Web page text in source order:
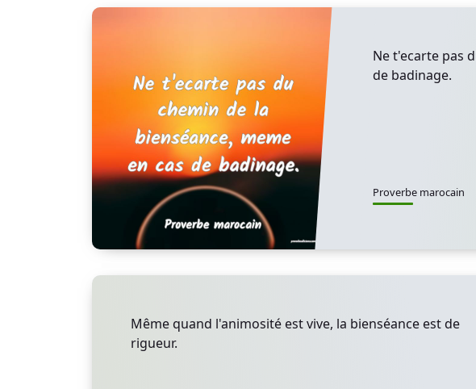
Ne t'ecarte pas
de badinage.
Proverbe marocain
Même quand l'animosité est vive, la bienséance est de
rigueur.